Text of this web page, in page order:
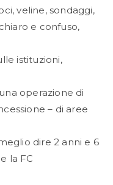
veline, sondaggi,
e confuso,
istituzioni,
operazione di
– di aree
dire 2 anni e 6
la FC